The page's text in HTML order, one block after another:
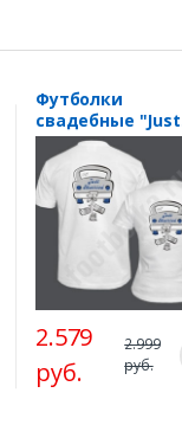
Футболки
свадебные "Just
Married" (с
машинкой)
2.579
руб.
2.999
руб.